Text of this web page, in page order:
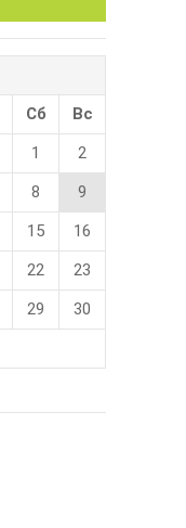
Сб
Вс
1
2
8
9
15
16
22
23
29
30